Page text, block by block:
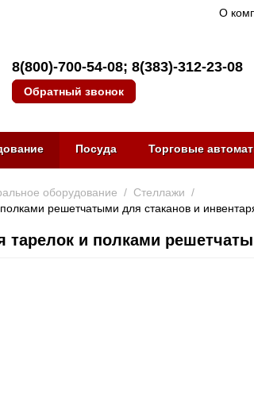
О
8(800)-700-54-08; 8(383)-312-23-08
Обратный звонок
Посуда Торговые
оборудование / Стеллажи /
решетчатыми для стаканов и
и полками